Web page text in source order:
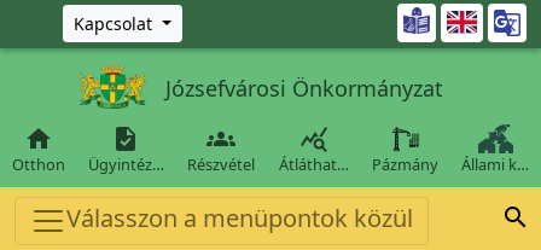
Ugrás a fő tartalomra
Kapcsolat 
Józsefvárosi Önkormányzat

Otthon

Ügyintéz…

Részvétel

Átláthat… Pázmány Állami k…
Válasszon a menüpontok közül 